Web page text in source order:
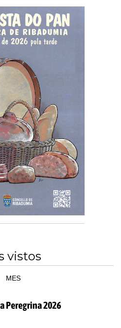
vistos
MES
Peregrina 2026